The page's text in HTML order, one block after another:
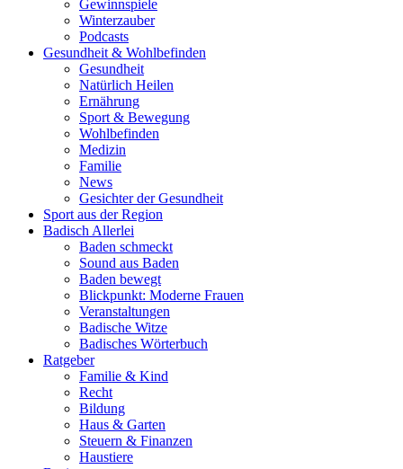
Gewinnspiele
Winterzauber
Podcasts
Gesundheit & Wohlbefinden
Gesundheit
Natürlich Heilen
Ernährung
Sport & Bewegung
Wohlbefinden
Medizin
Familie
News
Gesichter der Gesundheit
Sport aus der Region
Badisch Allerlei
Baden schmeckt
Sound aus Baden
Baden bewegt
Blickpunkt: Moderne Frauen
Veranstaltungen
Badische Witze
Badisches Wörterbuch
Ratgeber
Familie & Kind
Recht
Bildung
Haus & Garten
Steuern & Finanzen
Haustiere